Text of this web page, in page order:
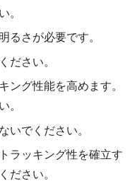
。
るさが必要です。
ださい。
ング性能を高めます。
。
いでください。
ラッキング性を確立す
ださい。